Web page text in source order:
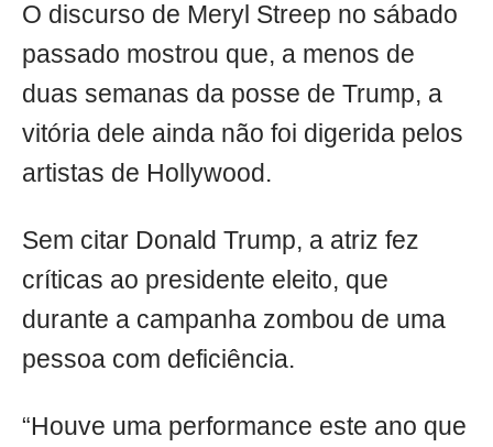
O discurso de Meryl Streep no sábado
passado mostrou que, a menos de
duas semanas da posse de Trump, a
vitória dele ainda não foi digerida pelos
artistas de Hollywood.
Sem citar Donald Trump, a atriz fez
críticas ao presidente eleito, que
durante a campanha zombou de uma
pessoa com deficiência.
“Houve uma performance este ano que